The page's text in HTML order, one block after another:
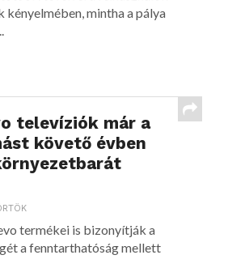
mintha a pálya
televíziók már a
követő évben
termékei is bizonyítják a
a fenntarthatóság mellett